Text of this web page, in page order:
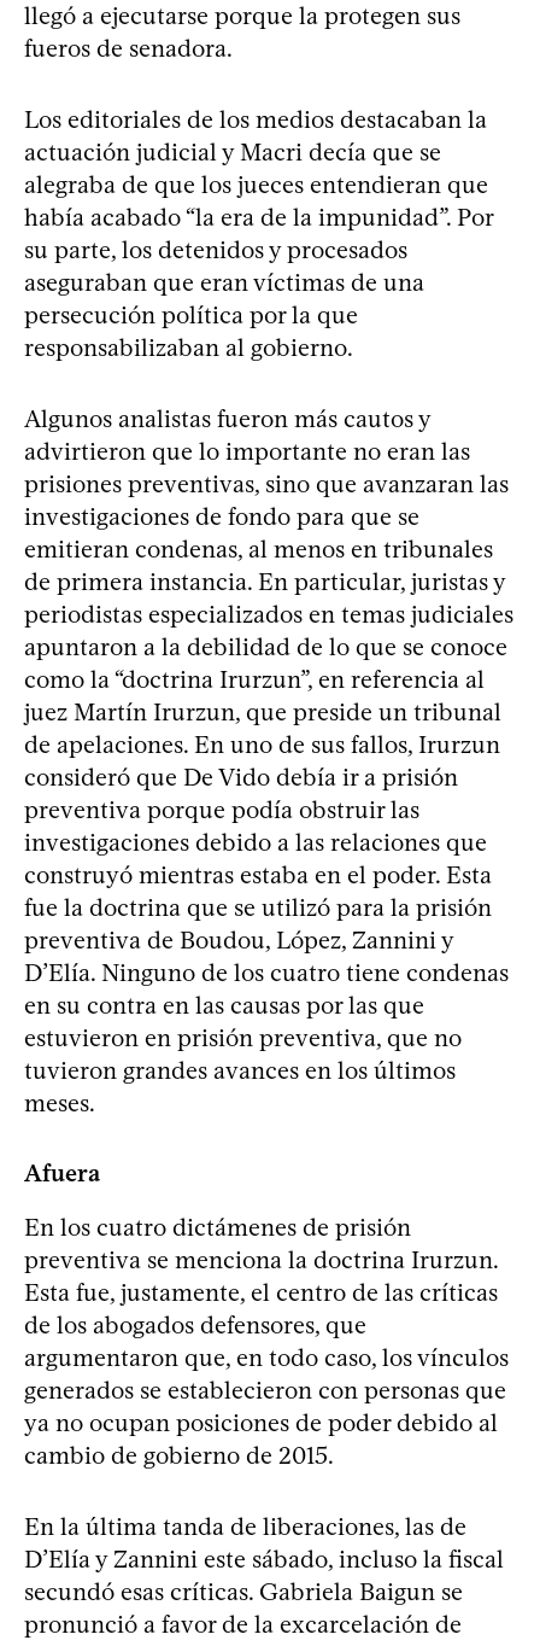
llegó a ejecutarse porque la protegen sus
fueros de senadora.
Los editoriales de los medios destacaban la
actuación judicial y Macri decía que se
alegraba de que los jueces entendieran que
había acabado “la era de la impunidad”. Por
su parte, los detenidos y procesados
aseguraban que eran víctimas de una
persecución política por la que
responsabilizaban al gobierno.
Algunos analistas fueron más cautos y
advirtieron que lo importante no eran las
prisiones preventivas, sino que avanzaran las
investigaciones de fondo para que se
emitieran condenas, al menos en tribunales
de primera instancia. En particular, juristas y
periodistas especializados en temas judiciales
apuntaron a la debilidad de lo que se conoce
como la “doctrina Irurzun”, en referencia al
juez Martín Irurzun, que preside un tribunal
de apelaciones. En uno de sus fallos, Irurzun
consideró que De Vido debía ir a prisión
preventiva porque podía obstruir las
investigaciones debido a las relaciones que
construyó mientras estaba en el poder. Esta
fue la doctrina que se utilizó para la prisión
preventiva de Boudou, López, Zannini y
D’Elía. Ninguno de los cuatro tiene condenas
en su contra en las causas por las que
estuvieron en prisión preventiva, que no
tuvieron grandes avances en los últimos
meses.
Afuera
En los cuatro dictámenes de prisión
preventiva se menciona la doctrina Irurzun.
Esta fue, justamente, el centro de las críticas
de los abogados defensores, que
argumentaron que, en todo caso, los vínculos
generados se establecieron con personas que
ya no ocupan posiciones de poder debido al
cambio de gobierno de 2015.
En la última tanda de liberaciones, las de
D’Elía y Zannini este sábado, incluso la fiscal
secundó esas críticas. Gabriela Baigun se
pronunció a favor de la excarcelación de